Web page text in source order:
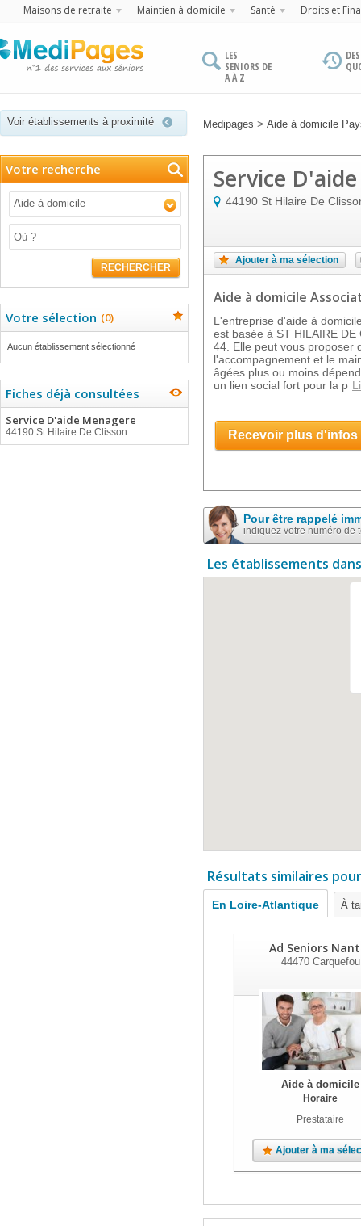
Maisons de retraite Maintien à domicile Santé Droits et
LES
SENIORS DE
A À Z
Voir établissements à proximité Medipages > Aide à domicile
Votre recherche
Aide à domicile
RECHERCHER
Votre sélection (0)
Aucun établissement sélectionné
Fiches déjà consultées
Service D'aide Menagere
44190 St Hilaire De Clisson
Service
44190 St Hilaire De
Ajouter à ma sélection
Aide à domicile
L'entreprise d'aide à
est basée à ST HILAIRE
44. Elle peut vous proposer
l'accompagnement et le
âgées plus ou moins
un lien social fort pour la p
Recevoir plus d'infos
Pour être rappelé
indiquez votre numéro de
Les établissements
Résultats similaires
En Loire-Atlantique À
Ad Seniors
44470Carquefou
Aide à domicile
Horaire
Prestataire
Ajouter à ma